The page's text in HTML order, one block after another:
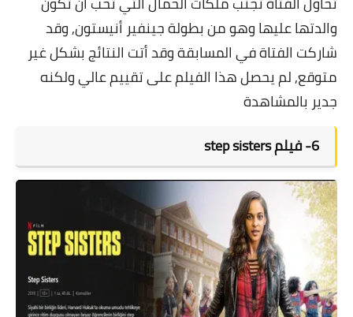
والدتها عليها وهو من بطولة جينفير أنيستون, وقد
شاركت الفتاة في المسابقة وقد أتت النتائج بشكل غير
متوقع, لم يحصل هذا الفيلم على تقييم عالي ولكنه
جدير بالمشاهدة
6- فيلم step sisters